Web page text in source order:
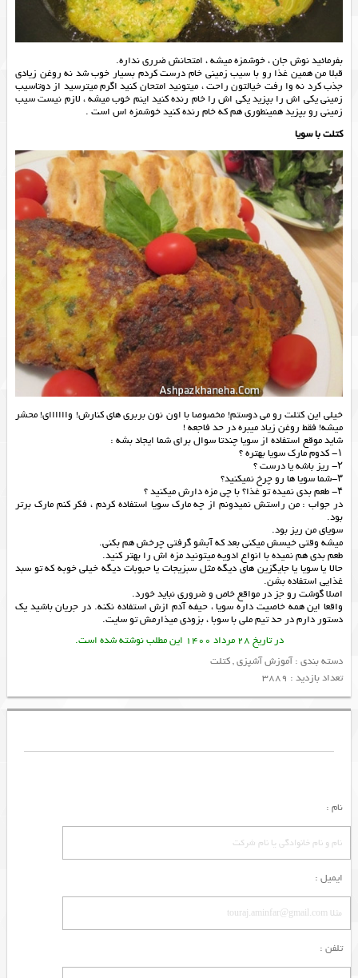
بفرمائید نوش جان ، خوشمزه میشه ، امتحانش ضرری نداره.
قبلا من همین غذا رو با سیب زمینی خام درست کردم بسیار خوب شد نه روغن زیادی
جذب کرد نه وا رفت خیالتون راحت ، میتونید امتحان کنید اگرم میترسید از دوتاسیب
زمینی یکی اش را بپزید یکی اش را خام رنده کنید اینم خوب میشه ، لازم نیست سیب
زمینی رو بپزید همینطوری هم که خام رنده کنید خوشمزه اس است .
کتلت با سویا
خیلی این کتلت رو می دوستم! مخصوصا با اون نون بربری های کنارش! واااااای! محشر
میشه! فقط روغن زیاد میبره در حد فاجعه !
شاید موقع استفاده از سویا چندتا سوال برای شما ایجاد بشه :
۱- كدوم مارك سويا بهتره ؟
۲- ريز باشه يا درست ؟
۳-شما سويا ها رو چرخ نميكنيد؟
۴- طعم بدي نميده تو غذا؟ با چي مزه دارش ميكنيد ؟
در جواب : من راستش نمیدونم از چه مارک سویا استفاده کردم ، فکر کنم مارک برتر
بود.
سویای من ریز بود.
میشه وقتی خیسش میکنی بعد که آبشو گرفتی چرخش هم بکنی.
طعم بدی هم نمیده با انواع ادویه میتونید مزه اش را بهتر کنید.
حالا یا سویا یا جایگزین های دیگه مثل سبزیجات یا حبوبات دیگه خیلی خوبه که تو سبد
غذایی استفاده بشن.
اصلا گوشت رو جز در مواقع خاص و ضروری نباید خورد.
واقعا این همه خاصیت داره سویا ، حیفه آدم ازش استفاده نکنه. در جریان باشید یک
دستور دارم در حد تیم ملی با سوبا ، بزودی میذارمش تو سایت.
در تاریخ 28 مرداد 1400 این مطلب نوشته شده است.
دسته بندی :آموزش آشپزی,کتلت
تعداد بازدید : 3889
نام :
ایمیل :
تلفن :